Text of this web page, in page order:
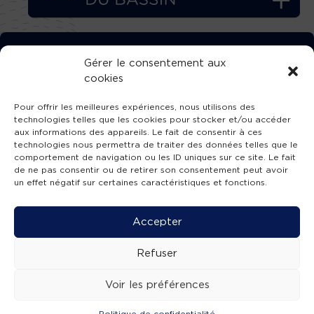
Gérer le consentement aux
cookies
Pour offrir les meilleures expériences, nous utilisons des
technologies telles que les cookies pour stocker et/ou accéder
aux informations des appareils. Le fait de consentir à ces
technologies nous permettra de traiter des données telles que le
comportement de navigation ou les ID uniques sur ce site. Le fait
de ne pas consentir ou de retirer son consentement peut avoir
un effet négatif sur certaines caractéristiques et fonctions.
Accepter
Refuser
Voir les préférences
TÉLÉCHARGEZ GRATUITEMENT
L’APPLICATION TVBA !
SUIVEZ-NOUS !
Mentions légales -Accessibilité